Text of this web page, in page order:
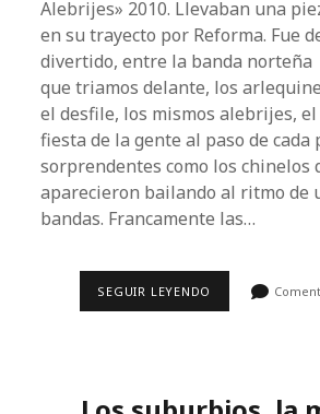
Alebrijes» 2010. Llevaban una
en su trayecto por Reforma. Fue
divertido, entre la banda norteña
que triamos delante, los
el desfile, los mismos alebrijes,
fiesta de la gente al paso de cada
sorprendentes como los chinelos
aparecieron bailando al ritmo de
bandas. Francamente las…
SEGUIR LEYENDO NOCHE